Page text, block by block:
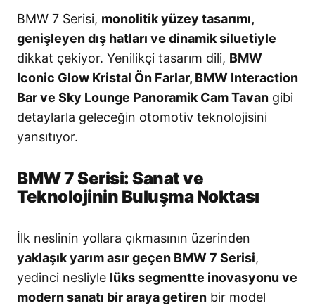
BMW 7 Serisi, monolitik yüzey tasarımı,
genişleyen dış hatları ve dinamik siluetiyle
dikkat çekiyor. Yenilikçi tasarım dili, BMW
Iconic Glow Kristal Ön Farlar, BMW Interaction
Bar ve Sky Lounge Panoramik Cam Tavan gibi
detaylarla geleceğin otomotiv teknolojisini
yansıtıyor.
BMW 7 Serisi: Sanat ve
Teknolojinin Buluşma Noktası
İlk neslinin yollara çıkmasının üzerinden
yaklaşık yarım asır geçen BMW 7 Serisi,
yedinci nesliyle lüks segmentte inovasyonu ve
modern sanatı bir araya getiren bir model